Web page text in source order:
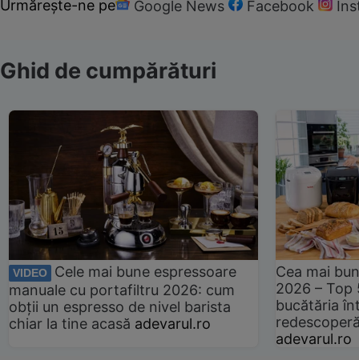
Urmărește-ne pe Google News Facebook
Ghid de cumpărături
VIDEO
Cele mai bune espressoare
manuale cu portafiltru 2026: cum
obții un espresso de nivel barista
chiar la tine acasă adevarul.ro
Cea mai
2026 –
bucătăria
adevarul.ro